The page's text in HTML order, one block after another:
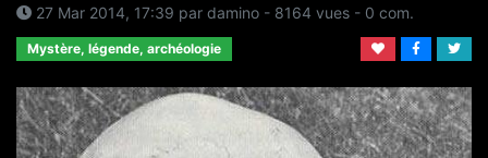
27 Mar 2014, 17:39 par damino - 8164 vues - 0 com.
Mystère, légende, archéologie